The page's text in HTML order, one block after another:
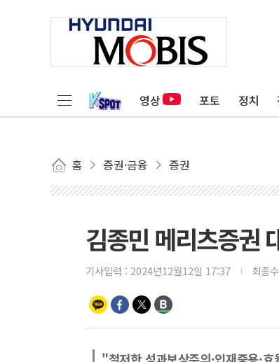
영상 포토 정치
홈 증권·금융 증권
김종민 메리츠증권
기사입력 : 2024년12월12일 17:37 최종